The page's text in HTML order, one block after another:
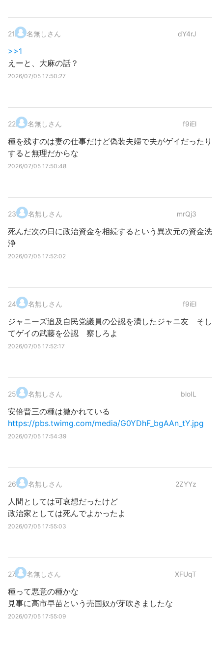
21. 名無しさん dY4rJ
>>1
えーと、大麻の話？
2026/07/05 17:50:27
22. 名無しさん f9iEl
種を残すのは妻の仕事だけど偽装夫婦で夫がゲイだったり
すると無理だからな
2026/07/05 17:50:48
23. 名無しさん mrQj3
死んだ次の日に政治資金を相続するという異次元の資金洗
浄
2026/07/05 17:52:02
24. 名無しさん f9iEl
ジャニーズ追及自民党議員の公認を潰したジャニ友 そし
てゲイの武藤を公認 察しろよ
2026/07/05 17:52:17
25. 名無しさん bloIL
安倍晋三の種は撒かれている
https://pbs.twimg.com/media/G0YDhF_bgAAn_tY.jpg
2026/07/05 17:54:39
26. 名無しさん 2ZYYz
人間としては可哀想だったけど
政治家としては死んでよかったよ
2026/07/05 17:55:03
27. 名無しさん XFUqT
種って悪意の種かな
見事に高市早苗という売国奴が芽吹きましたな
2026/07/05 17:55:09